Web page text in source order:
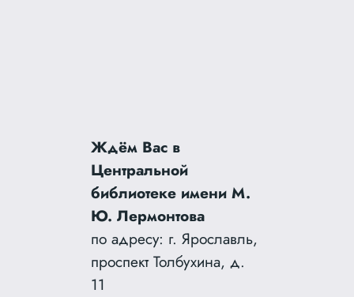
Ждём Вас в
Центральной
библиотеке имени М.
Ю. Лермонтова
по адресу: г. Ярославль,
проспект Толбухина, д.
11